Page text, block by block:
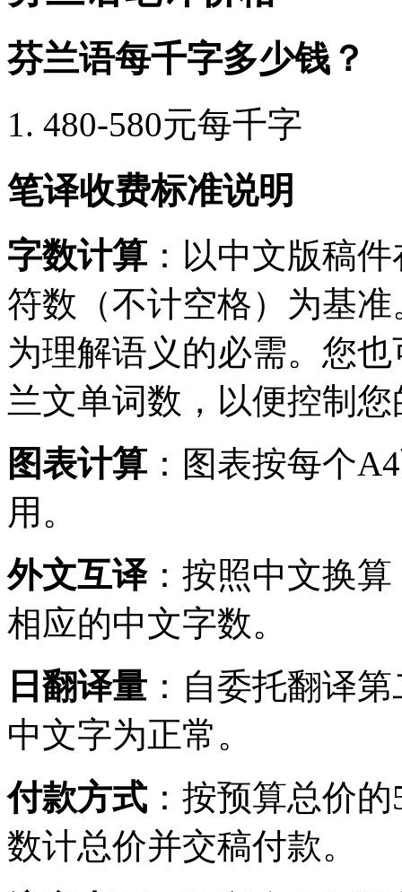
芬兰语每千字多少钱？
480-580元每千字
笔译收费标准说明
字数计算 ：以中文版稿
符数（不计空格）为基
为理解语义的必需。您
兰文单词数，以便控制
图表计算 ：图表按每个
用。
外文互译：按照中文换
相应的中文字数。
日翻译量 ：自委托翻译
中文字为正常。
付款方式：按预算总价
数计总价并交稿付款。